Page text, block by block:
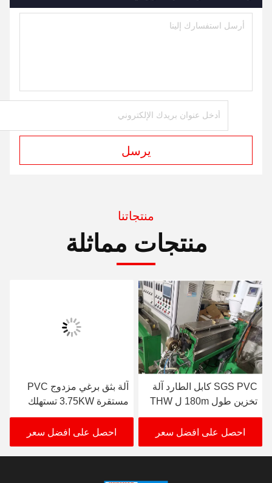
يرسل
منتجاتنا
منتجات مماثلة
SGS PVC كابل الطارد آلة
تخزين طول 180m ل THW
VCT
احصل على افضل سعر
آلة بثق برغي مزدوج PVC
مستقرة 3.75KW تستهلك
الطاقة
احصل على افضل سعر